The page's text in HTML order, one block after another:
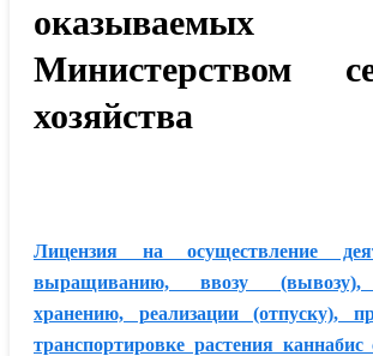
оказываемых
Министерством
хозяйства
Лицензия на осуществление
выращиванию, ввозу (вывозу),
хранению, реализации (отпуску),
транспортировке растения